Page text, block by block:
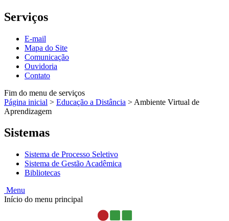
Serviços
E-mail
Mapa do Site
Comunicação
Ouvidoria
Contato
Fim do menu de serviços
Página inicial > Educação a Distância > Ambiente Virtual de
Aprendizagem
Sistemas
Sistema de Processo Seletivo
Sistema de Gestão Acadêmica
Bibliotecas
Menu
Início do menu principal